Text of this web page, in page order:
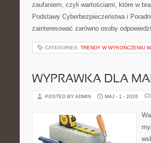
zaufaniem, czyli wartościami, które w
Podstawy Cyberbezpieczeństwa i
zainteresować zarówno osoby
CATEGORIES: TRENDY W WYKOŃCZENIU
WYPRAWKA DLA
POSTED BY ADMIN MAJ - 1 - 2026